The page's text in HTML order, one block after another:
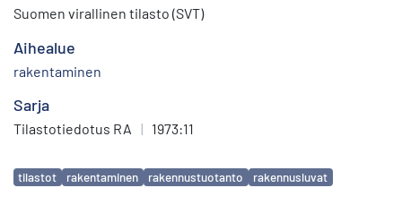
Suomen virallinen tilasto (SVT)
Aihealue
rakentaminen
Sarja
Tilastotiedotus RA | 1973:11
Avainsanat
tilastot rakentaminen rakennustuotanto rakennusluvat